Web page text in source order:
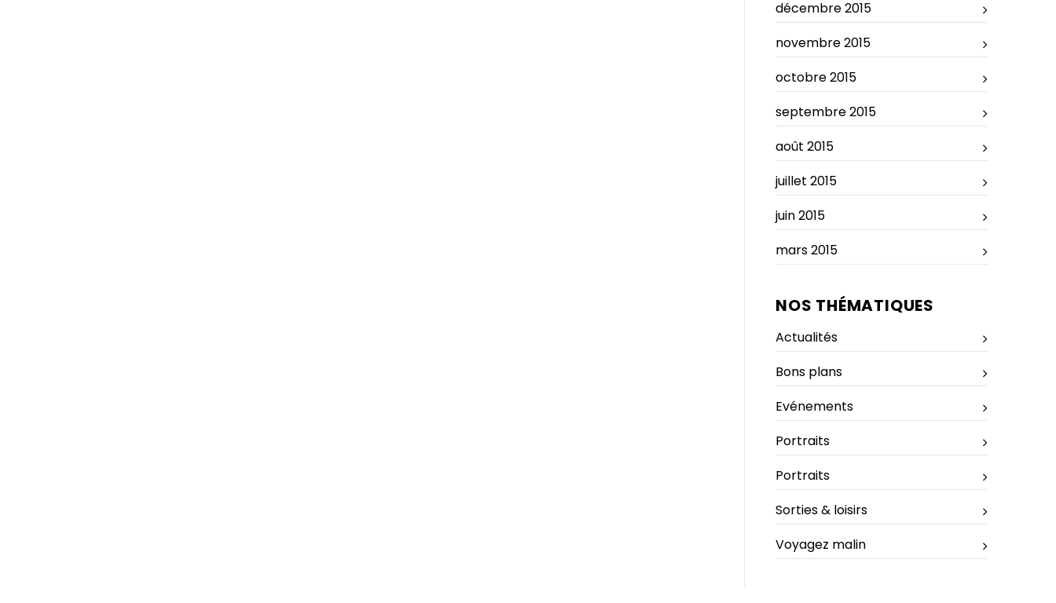
décembre 2015
novembre 2015
octobre 2015
septembre 2015
août 2015
juillet 2015
juin 2015
mars 2015
NOS THÉMATIQUES
Actualités
Bons plans
Evénements
Portraits
Portraits
Sorties & loisirs
Voyagez malin